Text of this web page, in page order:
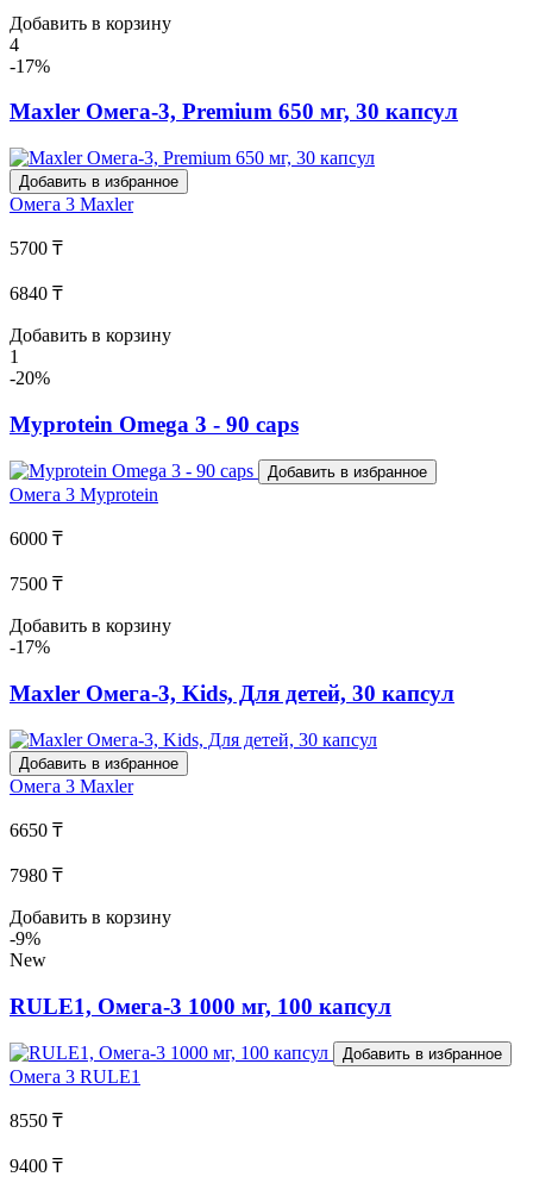
Добавить в корзину
4
-17%
Maxler Омега-3, Premium 650 мг, 30 капсул
Добавить в избранное
Омега 3 Maxler
5700 ₸
6840 ₸
Добавить в корзину
1
-20%
Myprotein Omega 3 - 90 caps
Добавить в избранное
Омега 3 Myprotein
6000 ₸
7500 ₸
Добавить в корзину
-17%
Maxler Омега-3, Kids, Для детей, 30 капсул
Добавить в избранное
Омега 3 Maxler
6650 ₸
7980 ₸
Добавить в корзину
-9%
New
RULE1, Омега-3 1000 мг, 100 капсул
Добавить в избранное
Омега 3 RULE1
8550 ₸
9400 ₸